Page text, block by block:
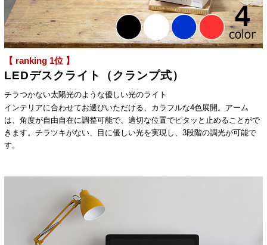
【 ranking 1位 】
LEDデスクライト（クランプ式）
チラつかない太陽光のような優しい光のライト
インテリアに合わせてお選びいただける、カラフルな4色展開。アーム
は、角度が自由自在に調整可能で、適切な位置でピタッと止めることがで
きます。チラツキがない、目に優しい光を実現し、3段階の調光が可能で
す。